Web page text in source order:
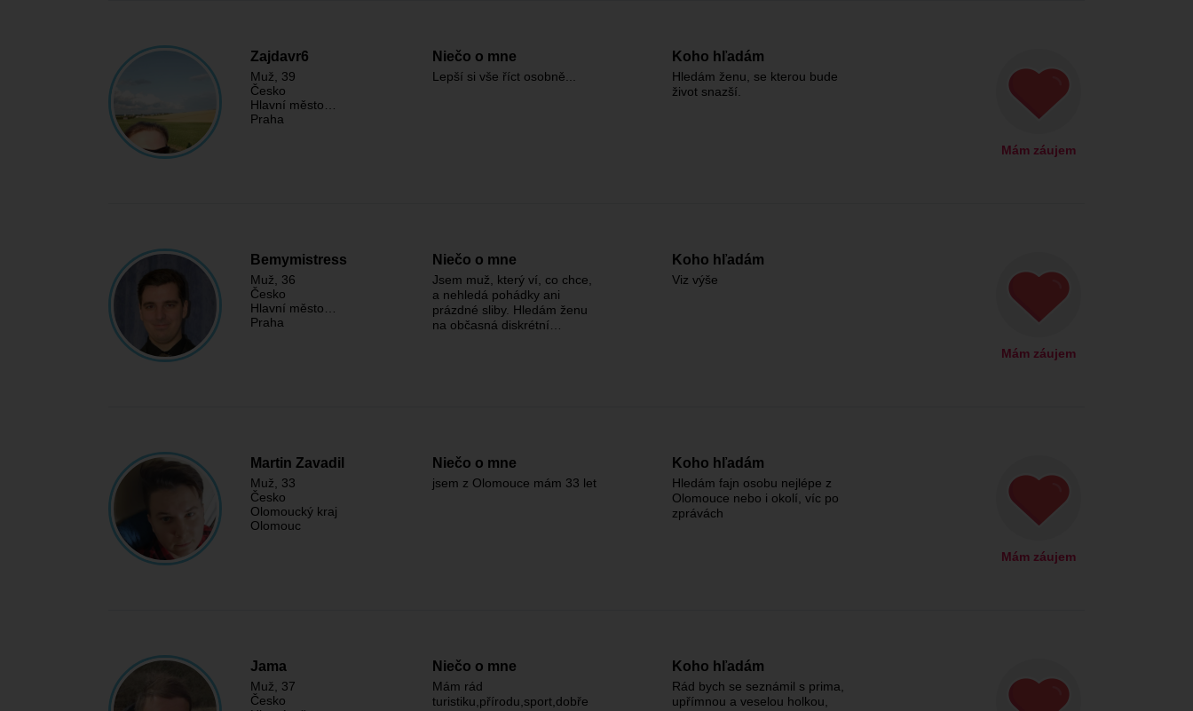
Zajdavr6
Muž , 39
Česko
Hlavní město…
Praha
Niečo o mne
Lepší si vše říct osobně...
Koho hľadám
Hledám ženu, se kterou bude
život snazší.
Mám záujem
Bemymistress
Muž , 36
Česko
Hlavní město…
Praha
Niečo o mne
Jsem muž, který ví, co chce,
a nehledá pohádky ani
prázdné sliby. Hledám ženu
na občasná diskrétní…
Koho hľadám
Viz výše
Mám záujem
Martin Zavadil
Muž , 33
Česko
Olomoucký kraj
Olomouc
Niečo o mne
jsem z Olomouce mám 33 let
Koho hľadám
Hledám fajn osobu nejlépe z
Olomouce nebo i okolí, víc po
zprávách
Mám záujem
Jama
Muž , 37
Česko
Niečo o mne
Mám rád
turistiku,přírodu,sport,dobře
Koho hľadám
Rád bych se seznámil s prima,
upřímnou a veselou holkou,